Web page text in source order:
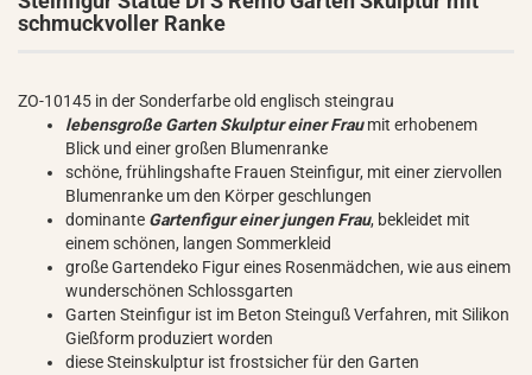
schmuckvoller Ranke
ZO-10145 in der Sonderfarbe old englisch steingrau
lebensgroße Garten Skulptur einer Fraumit erhobenem
Blick und einer großen Blumenranke
schöne, frühlingshafte Frauen Steinfigur, mit einer ziervollen
Blumenranke um den Körper geschlungen
dominante Gartenfigur einer jungen Frau, bekleidet mit
einem schönen, langen Sommerkleid
große Gartendeko Figur eines Rosenmädchen, wie aus einem
wunderschönen Schlossgarten
Garten Steinfigur ist im Beton Steinguß Verfahren, mit Silikon
Gießform produziert worden
diese Steinskulptur ist frostsicher für den Garten